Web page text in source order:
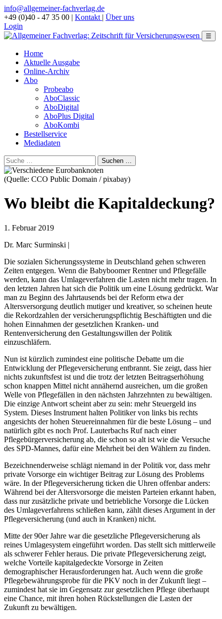
info@allgemeiner-fachverlag.de
+49 (0)40 - 47 35 00 | Kontakt | Über uns
Login
☰
Home
Aktuelle Ausgabe
Online-Archiv
Abo
Probeabo
AboClassic
AboDigital
AboPlus Digital
AboKombi
Bestellservice
Mediadaten
(Quelle: CCO Public Domain / pixabay)
Wo bleibt die Kapitaldeckung?
1. Februar 2019
Dr. Marc Surminski |
Die sozialen Sicherungssysteme in Deutschland gehen schweren
Zeiten entgegen. Wenn die Babyboomer Rentner und Pflegefälle
werden, kann das Umlageverfahren die Lasten nicht mehr tragen. In
den letzten Jahren hat sich die Politik um eine Lösung gedrückt. War
man zu Beginn des Jahrtausends bei der Reform etwa der
Altersversorgung deutlich mutiger und kreativer, so scheinen heute
die Rekordzahlen der versicherungspflichtig Beschäftigten und die
hohen Einnahmen der gesetzlichen Kranken- und
Rentenversicherung den Gestaltungswillen der Politik
einzuschläfern.
Nun ist kürzlich zumindest eine politische Debatte um die
Entwicklung der Pflegeversicherung entbrannt. Sie zeigt, dass hier
nichts zukunftsfest ist und die trotz der letzten Beitragserhöhung
schon knappen Mittel nicht annähernd ausreichen, um die großen
Welle von Pflegefällen in den nächsten Jahrzehnten zu bewältigen.
Die einzige Antwort scheint aber zu sein: mehr Steuergeld ins
System. Dieses Instrument halten Politiker von links bis rechts
angesichts der hohen Steuereinnahmen für die beste Lösung – und
natürlich gibt es noch Prof. Lauterbachs Ruf nach einer
Pflegebürgerversicherung ab, die schon so alt ist wie die Versuche
des SPD-Mannes, dafür eine Mehrheit bei den Wählern zu finden.
Bezeichnenderweise schlägt niemand in der Politik vor, dass mehr
private Vorsorge ein wichtiger Beitrag zur Lösung des Problems
wäre. In der Pflegeversicherung ticken die Uhren offenbar anders:
Während bei der Altersvorsorge die meisten Parteien erkannt haben,
dass nur zusätzliche private und betriebliche Vorsorge die Lücken
des Umlageverfahrens schließen kann, zählt dieses Argument in der
Pflegeversicherung (und auch in Kranken) nicht.
Mitte der 90er Jahre war die gesetzliche Pflegeversicherung als
reines Umlagesystem eingeführt worden. Das stellt sich mittlerweile
als schwerer Fehler heraus. Die private Pflegeversicherung zeigt,
welche Vorteile kapitalgedeckte Vorsorge in Zeiten
demographischer Herausforderungen hat. Auch wenn die große
Pflegebewährungsprobe für die PKV noch in der Zukunft liegt –
zumindest hat sie im Gegensatz zur gesetzlichen Pflege überhaupt
eine Chance, mit ihren hohen Rückstellungen die Lasten der
Zukunft zu bewältigen.